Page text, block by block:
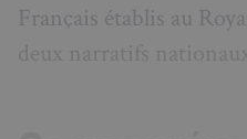
Français établis au